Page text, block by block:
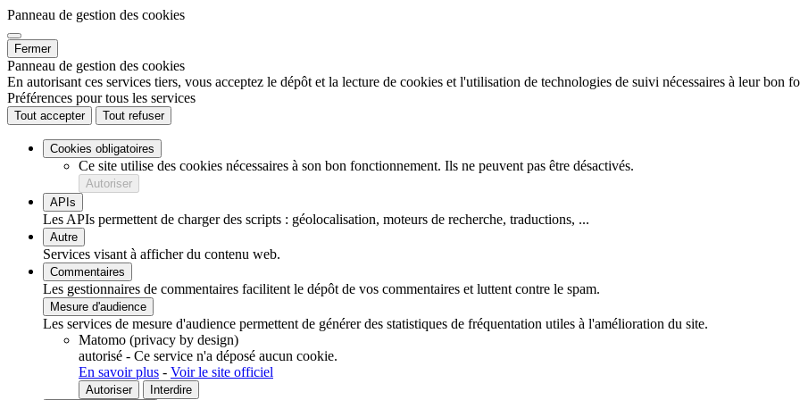
Panneau de gestion des cookies
Fermer
Panneau de gestion des cookies
En autorisant ces services tiers, vous acceptez le dépôt et la lecture de cookies et l'utilisation de technologies de suivi nécessaires à leur bon
Préférences pour tous les services
Tout accepter Tout refuser
Cookies obligatoires
Ce site utilise des cookies nécessaires à son bon fonctionnement. Ils ne peuvent pas être désactivés.
Autoriser
APIs
Les APIs permettent de charger des scripts : géolocalisation, moteurs de recherche, traductions, ...
Autre
Services visant à afficher du contenu web.
Commentaires
Les gestionnaires de commentaires facilitent le dépôt de vos commentaires et luttent contre le spam.
Mesure d'audience
Les services de mesure d'audience permettent de générer des statistiques de fréquentation utiles à l'amélioration du site.
Matomo (privacy by design)
autorisé - Ce service n'a déposé aucun cookie.
En savoir plus - Voir le site officiel
Autoriser
Interdire